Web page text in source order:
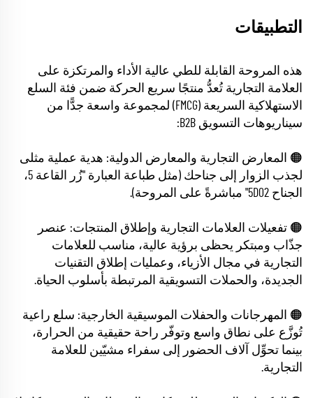
التطبيقات
هذه المروحة القابلة للطي عالية الأداء والمرتكزة على
العلامة التجارية تُعدُّ منتجًا سريع الحركة ضمن فئة السلع
الاستهلاكية السريعة (FMCG) لمجموعة واسعة جدًّا من
سيناريوهات التسويق B2B:
🟠 المعارض التجارية والمعارض الدولية: هدية عملية مثلى
لجذب الزوار إلى جناحك (مثل طباعة العبارة "زُر القاعة 5،
الجناح 5D02" مباشرةً على المروحة).
🟠 تفعيلات العلامات التجارية وإطلاق المنتجات: عنصر
جذّاب ومبتكر يحظى برؤية عالية، مناسب للعلامات
التجارية في مجال الأزياء، وعمليات إطلاق التقنيات
الجديدة، والحملات التسويقية المرتبطة بأسلوب الحياة.
🟠 المهرجانات والحفلات الموسيقية الخارجية: سلع راعية
تُوزَّع على نطاق واسع وتوفّر راحة حقيقية من الحرارة،
بينما تحوِّل آلاف الحضور إلى سفراء مشيّين للعلامة
التجارية.